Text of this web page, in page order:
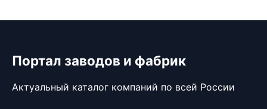
Портал заводов и фабрик
Актуальный каталог компаний по всей России